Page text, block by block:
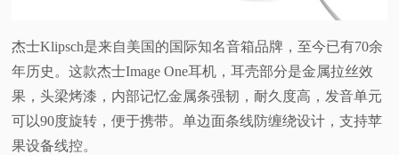
测
视
频
杰士Klipsch是来自美国的国际知名音箱品牌，至今已有70余
年历史。这款杰士Image One耳机，耳壳部分是金属拉丝效
果，头梁烤漆，内部记忆金属条强韧，耐久度高，发音单元
可以90度旋转，便于携带。单边面条线防缠绕设计，支持苹
果设备线控。